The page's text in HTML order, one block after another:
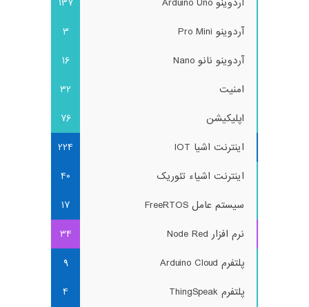
آردوینو Arduino Uno
137
آردوینو Pro Mini
3
آردوینو نانو Nano
16
امنیت
32
اپلیکیشن
76
اینترنت اشیا IOT
224
اینترنت اشیاء تئوریک
40
سیستم عامل FreeRTOS
17
نرم افزار Node Red
34
پلتفرم Arduino Cloud
9
پلتفرم ThingSpeak
4